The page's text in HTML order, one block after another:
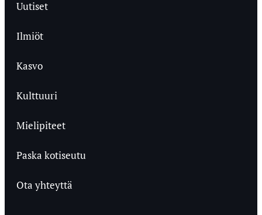
Uutiset
Ilmiöt
Kasvo
Kulttuuri
Mielipiteet
Paska kotiseutu
Ota yhteyttä